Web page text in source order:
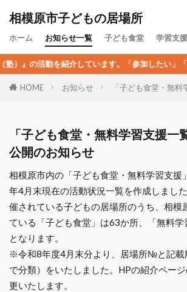
相模原市子どもの居場所
ホーム お知らせ一覧 子ども食堂 学習支援
』の活動を紹介しています。「参加したい」
HOME お知らせ 「子ども食堂・無
「子ども食堂・無料学習支援一
公開のお知らせ
相模原市内の「子ども食堂・無料学習支援
年4月末現在の活動状況一覧を作成しまし
催されている子どもの居場所のうち、相模
ている「子ども食堂」は63か所、「無料
となります。
※令和8年度4月末分より、居場所№と記載
で分類）をいたしました。HPの紹介ペー
更いたします。
カテゴリー
検索